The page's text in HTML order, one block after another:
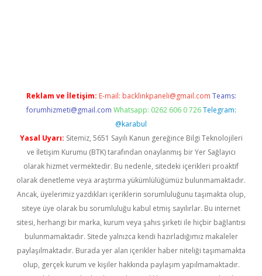
Reklam ve İletişim: E-mail: backlinkpaneli@gmail.com Teams:
forumhizmeti@gmail.com Whatsapp: 0262 606 0 726 Telegram:
@karabul
Yasal Uyarı: Sitemiz, 5651 Sayılı Kanun gereğince Bilgi Teknolojileri
ve İletişim Kurumu (BTK) tarafından onaylanmış bir Yer Sağlayıcı
olarak hizmet vermektedir. Bu nedenle, sitedeki içerikleri proaktif
olarak denetleme veya araştırma yükümlülüğümüz bulunmamaktadır.
Ancak, üyelerimiz yazdıkları içeriklerin sorumluluğunu taşımakta olup,
siteye üye olarak bu sorumluluğu kabul etmiş sayılırlar. Bu internet
sitesi, herhangi bir marka, kurum veya şahıs şirketi ile hiçbir bağlantısı
bulunmamaktadır. Sitede yalnızca kendi hazırladığımız makaleler
paylaşılmaktadır. Burada yer alan içerikler haber niteliği taşımamakta
olup, gerçek kurum ve kişiler hakkında paylaşım yapılmamaktadır.